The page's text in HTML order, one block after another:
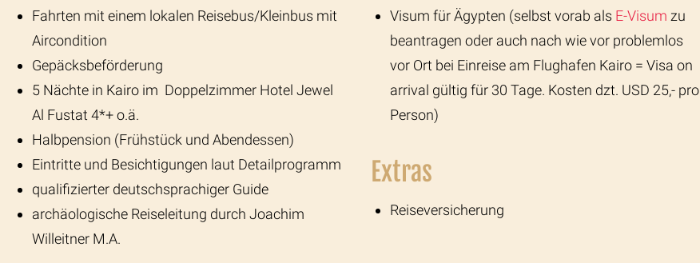
Fahrten mit einem lokalen Reisebus/Kleinbus mit
Aircondition
Gepäcksbeförderung
5 Nächte in Kairo im Doppelzimmer Hotel Jewel
Al Fustat 4*+ o.ä.
Halbpension (Frühstück und Abendessen)
Eintritte und Besichtigungen laut Detailprogramm
qualifizierter deutschsprachiger Guide
archäologische Reiseleitung durch Joachim
Willeitner M.A.
Visum für Ägypten (selbst vorab als E-Visum zu
beantragen oder auch nach wie vor problemlos
vor Ort bei Einreise am Flughafen Kairo = Visa on
arrival gültig für 30 Tage. Kosten dzt. USD 25,- pro
Person)
Extras
Reiseversicherung